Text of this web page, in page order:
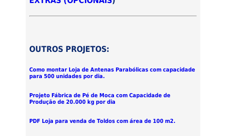
OUTROS PROJETOS:
Como montar Loja de Antenas Parabólicas com capacidade
para 500 unidades por dia.
Projeto Fábrica de Pé de Moca com Capacidade de
Produção de 20.000 kg por dia
PDF Loja para venda de Toldos com área de 100 m2.